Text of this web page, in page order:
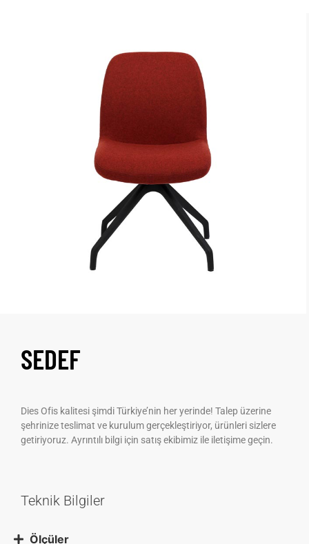
SEDEF
Dies Ofis kalitesi şimdi Türkiye’nin her yerinde! Talep üzerine
şehrinize teslimat ve kurulum gerçekleştiriyor, ürünleri sizlere
getiriyoruz. Ayrıntılı bilgi için satış ekibimiz ile iletişime geçin.
Teknik Bilgiler
Ölçüler